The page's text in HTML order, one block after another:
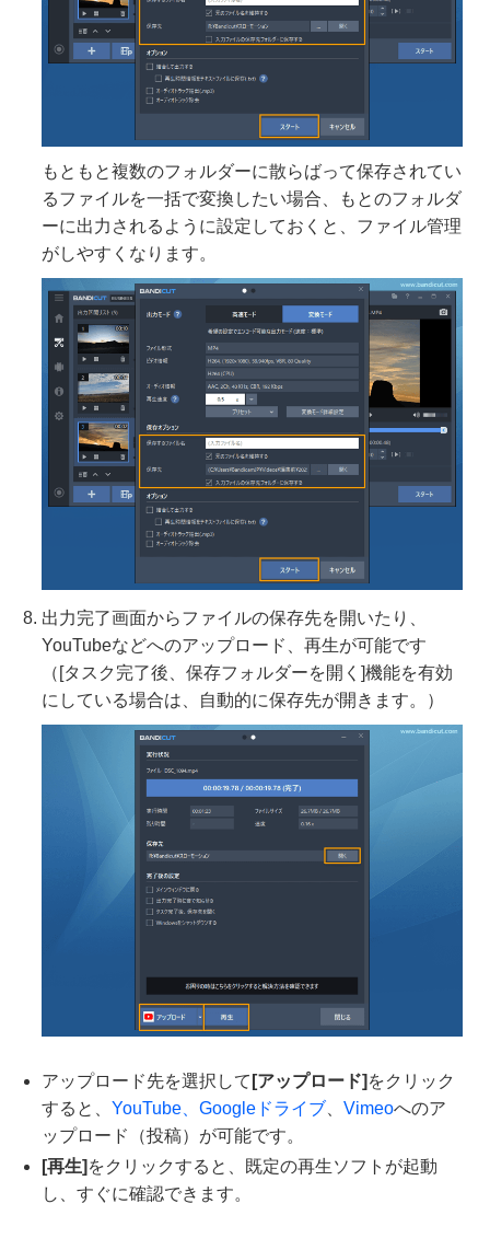
もともと複数のフォルダーに散らばって保存されてい
るファイルを一括で変換したい場合、もとのフォルダ
ーに出力されるように設定しておくと、ファイル管理
がしやすくなります。
出力完了画面からファイルの保存先を開いたり、
YouTubeなどへのアップロード、再生が可能です
（[タスク完了後、保存フォルダーを開く]機能を有効
にしている場合は、自動的に保存先が開きます。）
アップロード先を選択して [アップロード] をクリック
すると、 YouTube、 Googleドライブ Vimeoへのア
ップロード（投稿）が可能です。
[再生] をクリックすると、既定の再生ソフトが起動
し、すぐに確認できます。